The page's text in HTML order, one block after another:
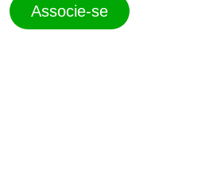
Associe-se